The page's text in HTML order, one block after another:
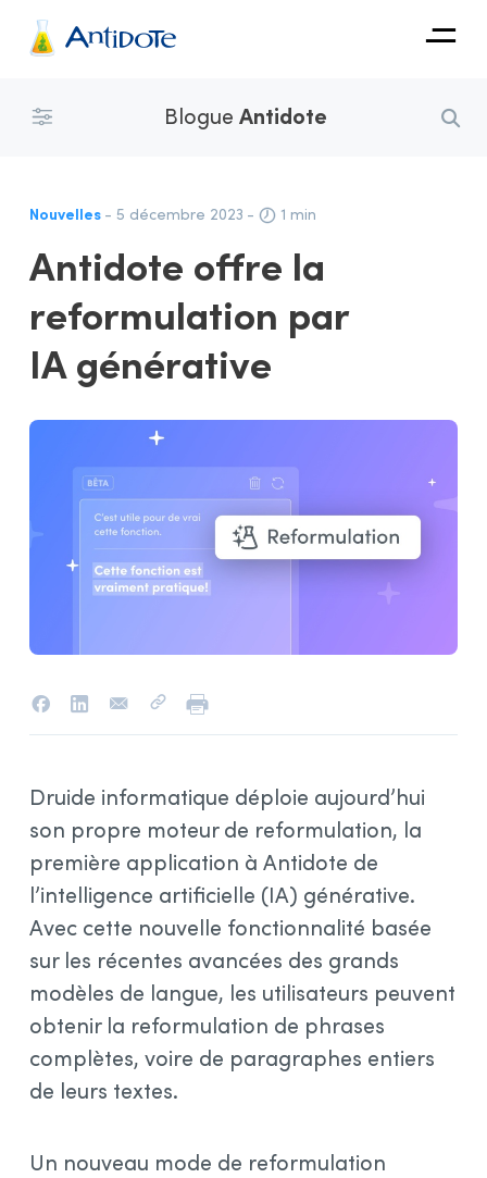
Antidote
Organisations
Découvrir
Blogue Antidote
Nouvelles - 5 décembre 2023 - 1 min
Antidote offre la
reformulation par
IA générative
Druide informatique déploie aujourd’hui
son propre moteur de reformulation, la
première application à Antidote de
l’intelligence artificielle (IA) générative.
Avec cette nouvelle fonctionnalité basée
sur les récentes avancées des grands
modèles de langue, les utilisateurs peuvent
obtenir la reformulation de phrases
complètes, voire de paragraphes entiers
de leurs textes.
Un nouveau mode de reformulation